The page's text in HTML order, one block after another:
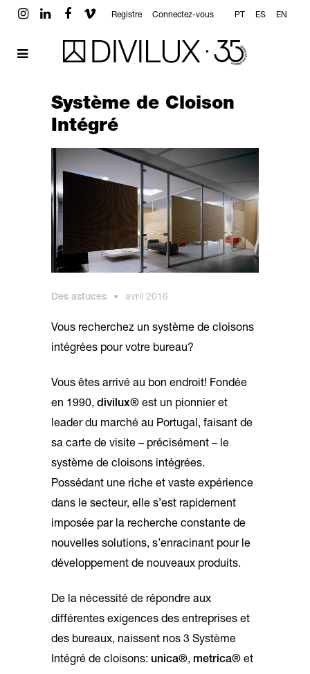
Registre Connectez-vous PT ES EN
Système de Cloison
Intégré
Des astuces • avril 2016
Vous recherchez un système de cloisons
intégrées pour votre bureau?
Vous êtes arrivé au bon endroit! Fondée
en 1990, divilux® est un pionnier et
leader du marché au Portugal, faisant de
sa carte de visite – précisément – ​​le
système de cloisons intégrées.
Possédant une riche et vaste expérience
dans le secteur, elle s’est rapidement
imposée par la recherche constante de
nouvelles solutions, s’enracinant pour le
développement de nouveaux produits.
De la nécessité de répondre aux
différentes exigences des entreprises et
des bureaux, naissent nos 3 Système
Intégré de cloisons: unica®, metrica® et